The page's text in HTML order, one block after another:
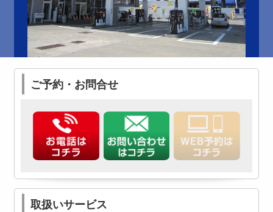
ご予約・お問合せ
取扱いサービス